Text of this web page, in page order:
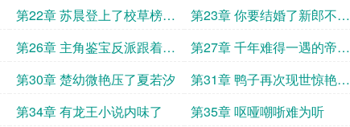
进攻呢
第22章 苏晨登上了校草榜榜
一
第23章 你要结婚了新郎不是
我
第26章 主角鉴宝反派跟着尾
巴截胡
第27章 千年难得一遇的帝王
绿
第30章 楚幼微艳压了夏若汐
第31章 鸭子再次现世惊艳全
场
第34章 有龙王小说内味了 第35章 呕哑嘲哳难为听